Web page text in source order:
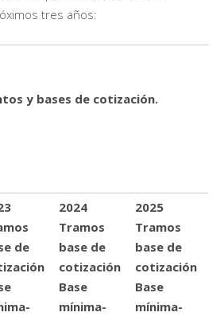
tres años:
y bases de cotización.
de
2024
Tramos
base de
cotización
Base
mínima-
2025
Tramos
base de
cotización
Base
mínima-